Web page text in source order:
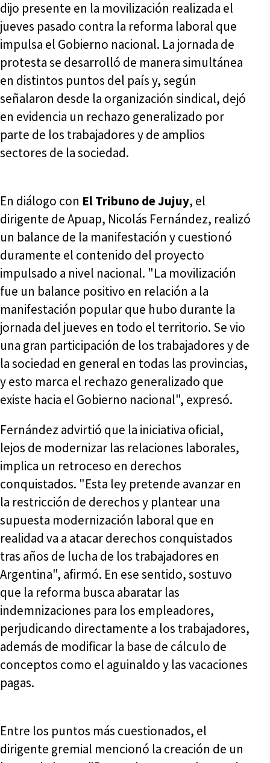
dijo presente en la movilización realizada el
jueves pasado contra la reforma laboral que
impulsa el Gobierno nacional. La jornada de
protesta se desarrolló de manera simultánea
en distintos puntos del país y, según
señalaron desde la organización sindical, dejó
en evidencia un rechazo generalizado por
parte de los trabajadores y de amplios
sectores de la sociedad.
En diálogo con El Tribuno de Jujuy, el
dirigente de Apuap, Nicolás Fernández, realizó
un balance de la manifestación y cuestionó
duramente el contenido del proyecto
impulsado a nivel nacional. "La movilización
fue un balance positivo en relación a la
manifestación popular que hubo durante la
jornada del jueves en todo el territorio. Se vio
una gran participación de los trabajadores y de
la sociedad en general en todas las provincias,
y esto marca el rechazo generalizado que
existe hacia el Gobierno nacional", expresó.
Fernández advirtió que la iniciativa oficial,
lejos de modernizar las relaciones laborales,
implica un retroceso en derechos
conquistados. "Esta ley pretende avanzar en
la restricción de derechos y plantear una
supuesta modernización laboral que en
realidad va a atacar derechos conquistados
tras años de lucha de los trabajadores en
Argentina", afirmó. En ese sentido, sostuvo
que la reforma busca abaratar las
indemnizaciones para los empleadores,
perjudicando directamente a los trabajadores,
además de modificar la base de cálculo de
conceptos como el aguinaldo y las vacaciones
pagas.
Entre los puntos más cuestionados, el
dirigente gremial mencionó la creación de un